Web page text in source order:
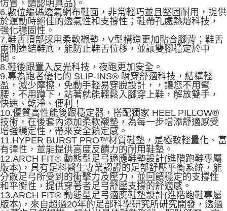
仿冒，請認明真品)。
6.數位編碼透氣網布鞋面，非常輕巧並且堅固耐用，提供
於運動時絕佳的透氣性和支撐性；鞋帶孔處熱熔科技，
強化穩固性。
7.鞋舌頂部採用柔軟襯墊，V型構造更加貼合腳背；鞋舌
兩側連結鞋底，能防止鞋舌位移，並讓雙腳穩定於中
間。
8.鞋後跟置入反光科技，夜跑更加安全。
9.專為跑者優化的 SLIP-INS® 瞬穿舒適科技，結構輕
盈，減少摩擦，免動手輕易穿脫設計，，讓您不用彎
腰，不用蹲下，站著就能輕鬆入腳穿上鞋，解放雙手，
快速、乾淨、便利！
10.優質高性能後跟穩定器，搭配獨家 HEEL PILLOW®
技術，在後套內添加柔軟襯墊，為每一步增添舒適感受
增強穩定性，帶來安全鎖定感。
11.HYPER BURST PRO™材質鞋墊，是極致輕量化、富
有彈性，並能提供高度反饋力的耐用鞋墊。
12.ARCH FIT® 動態型足弓適應鞋墊設計(進階跑鞋專屬
版本)，具有足科醫生專業認證的足部舒壓平衡系統，能
分散足弓所受到的衝擊力及壓力，並回饋穩定的支撐性
和平衡性，提供穿著者足弓舒壓支撐的舒適感。
13.ARCH FIT® 動態型足弓適應鞋墊設計(進階跑鞋專屬
版本)，來自超過20年的足部科學研究所研究開發，透過